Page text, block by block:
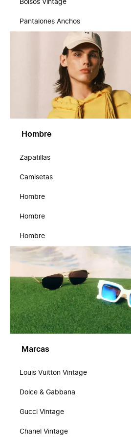
Bolsos Vintage
Pantalones Anchos
Hombre
Zapatillas
Camisetas
Hombre
Hombre
Hombre
Marcas
Louis Vuitton Vintage
Dolce & Gabbana
Gucci Vintage
Chanel Vintage